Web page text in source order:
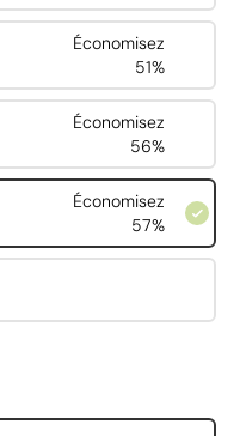
Économisez
51%
Économisez
56%
Économisez
57%